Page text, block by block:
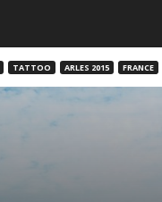
TATTOO ARLES 2015 FRANCE